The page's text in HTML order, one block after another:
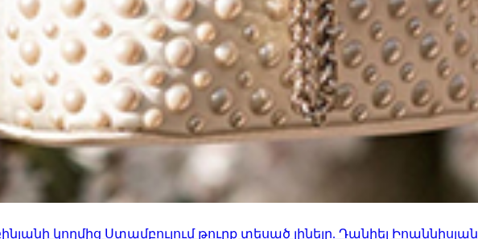
կողմից Ստամբուլում թուրք տեսած լինելը. Դանիել Իոաննիսյան